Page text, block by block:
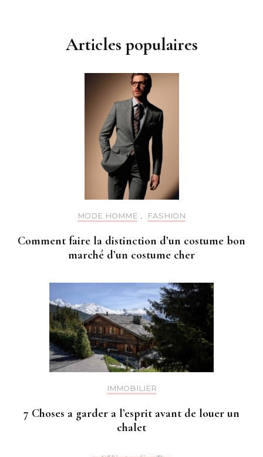
Articles populaires
MODE HOMME , FASHION
Comment faire la distinction d’un costume bon
marché d’un costume cher
IMMOBILIER
7 Choses a garder a l’esprit avant de louer un
chalet